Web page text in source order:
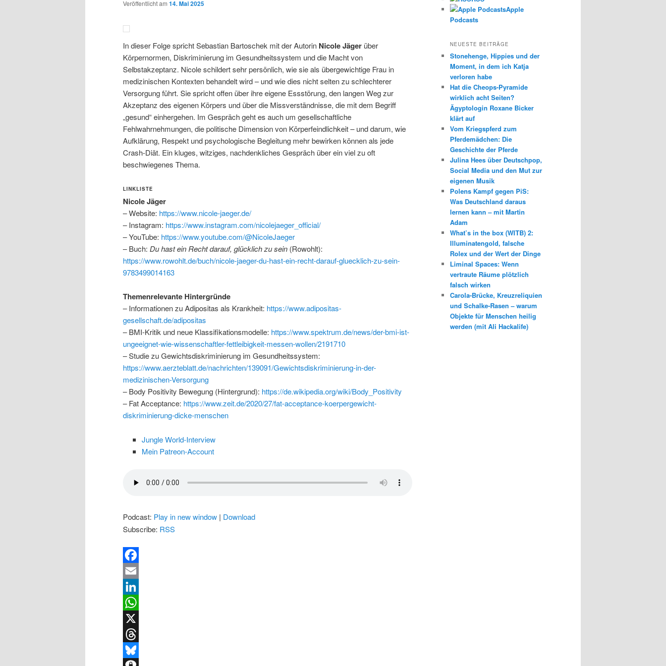
Veröffentlicht am 14. Mai 2025
In dieser Folge spricht Sebastian Bartoschek mit der Autorin Nicole Jäger über
Körpernormen, Diskriminierung im Gesundheitssystem und die Macht von
Selbstakzeptanz. Nicole schildert sehr persönlich, wie sie als übergewichtige Frau in
medizinischen Kontexten behandelt wird – und wie dies nicht selten zu schlechterer
Versorgung führt. Sie spricht offen über ihre eigene Essstörung, den langen Weg zur
Akzeptanz des eigenen Körpers und über die Missverständnisse, die mit dem Begriff
„gesund“ einhergehen. Im Gespräch geht es auch um gesellschaftliche
Fehlwahrnehmungen, die politische Dimension von Körperfeindlichkeit – und darum, wie
Aufklärung, Respekt und psychologische Begleitung mehr bewirken können als jede
Crash-Diät. Ein kluges, witziges, nachdenkliches Gespräch über ein viel zu oft
beschwiegenes Thema.
LINKLISTE
Nicole Jäger
– Website: https://www.nicole-jaeger.de/
– Instagram: https://www.instagram.com/nicolejaeger_official/
– YouTube: https://www.youtube.com/@NicoleJaeger
– Buch: Du hast ein Recht darauf, glücklich zu sein (Rowohlt):
https://www.rowohlt.de/buch/nicole-jaeger-du-hast-ein-recht-darauf-gluecklich-zu-sein-
9783499014163
Themenrelevante Hintergründe
– Informationen zu Adipositas als Krankheit: https://www.adipositas-
gesellschaft.de/adipositas
– BMI-Kritik und neue Klassifikationsmodelle: https://www.spektrum.de/news/der-bmi-ist-
ungeeignet-wie-wissenschaftler-fettleibigkeit-messen-wollen/2191710
– Studie zu Gewichtsdiskriminierung im Gesundheitssystem:
https://www.aerzteblatt.de/nachrichten/139091/Gewichtsdiskriminierung-in-der-
medizinischen-Versorgung
– Body Positivity Bewegung (Hintergrund): https://de.wikipedia.org/wiki/Body_Positivity
– Fat Acceptance: https://www.zeit.de/2020/27/fat-acceptance-koerpergewicht-
diskriminierung-dicke-menschen
Jungle World-Interview
Mein Patreon-Account
Podcast: Play in new window | Download
Subscribe: RSS
Facebook
Email
LinkedIn
WhatsApp
X
Threads
Apple
Podcasts
NEUESTE BEITRÄGE
Stonehenge, Hippies und der
Moment, in dem ich Katja
verloren habe
Hat die Cheops-Pyramide
wirklich acht Seiten?
Ägyptologin Roxane Bicker
klärt auf
Vom Kriegspferd zum
Pferdemädchen: Die
Geschichte der Pferde
Julina Hees über Deutschpop,
Social Media und den Mut zur
eigenen Musik
Polens Kampf gegen PiS:
Was Deutschland daraus
lernen kann – mit Martin
Adam
What’s in the box (WITB) 2:
Illuminatengold, falsche
Rolex und der Wert der Dinge
Liminal Spaces: Wenn
vertraute Räume plötzlich
falsch wirken
Carola-Brücke, Kreuzreliquien
und Schalke-Rasen – warum
Objekte für Menschen heilig
werden (mit Ali Hackalife)